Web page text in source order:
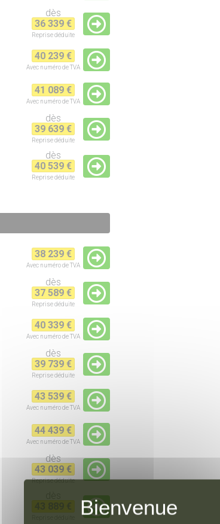
dès
36 339 €
Reprisedéduite
40 239 €
Avec numéro de TVA
41 089 €
Avec numéro de TVA
dès
39 639 €
Reprisedéduite
dès
40 539 €
Reprisedéduite
38 239 €
Avec numéro de TVA
dès
37 589 €
Reprisedéduite
40 339 €
Avec numéro de TVA
dès
39 739 €
Reprisedéduite
43 539 €
Avec numéro de TVA
44 439 €
Avec numéro de TVA
dès
43 039 €
Reprisedéduite